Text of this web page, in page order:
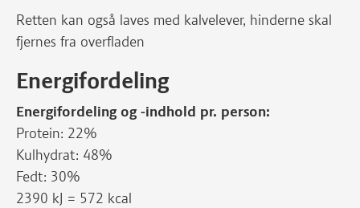
Retten kan også laves med kalvelever, hinderne skal
fjernes fra overfladen
Energifordeling
Energifordeling og -indhold pr. person:
Protein: 22%
Kulhydrat: 48%
Fedt: 30%
2390 kJ = 572 kcal